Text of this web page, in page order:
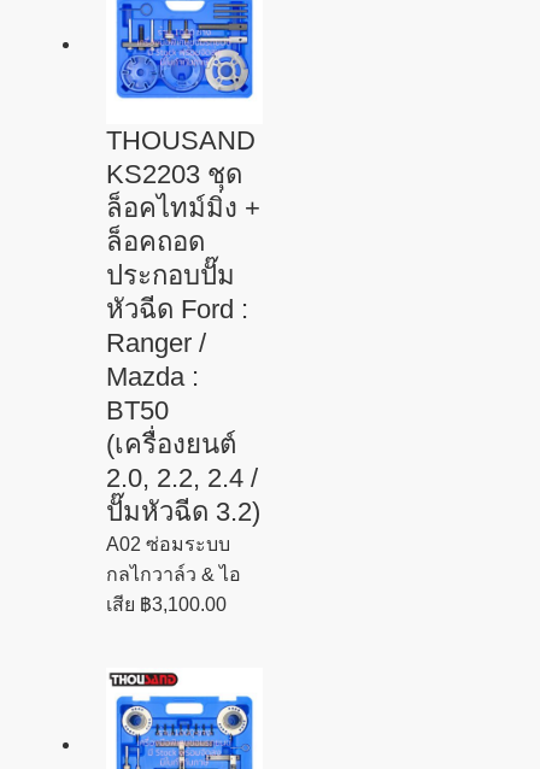
THOUSAND
KS2203 ชุด
ล็อคไทม์มิ่ง +
ล็อคถอด
ประกอบปั๊ม
หัวฉีด Ford :
Ranger /
Mazda :
BT50
(เครื่องยนต์
2.0, 2.2, 2.4 /
ปั๊มหัวฉีด 3.2)
A02 ซ่อมระบบ
กลไกวาล์ว & ไอ
เสีย ฿3,100.00